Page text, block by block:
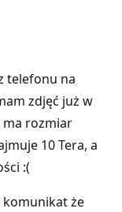
telefonu na
zdjęć już w
ma rozmiar
10 Tera, a
:(
komunikat że